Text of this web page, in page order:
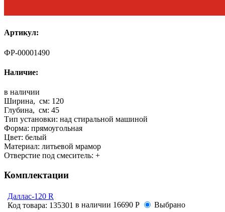
Артикул:
ФР-00001490
Наличие:
в наличии
Ширина, см: 120
Глубина, см: 45
Тип установки: над стиральной машиной
Форма: прямоугольная
Цвет: белый
Материал: литьевой мрамор
Отверстие под смеситель: +
Комплектации
Даллас-120 R
Код товара: 135301 в наличии 16690 Р Выбрано